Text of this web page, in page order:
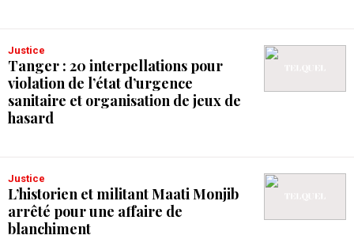
Justice
Tanger : 20 interpellations pour
violation de l’état d’urgence
sanitaire et organisation de jeux de
hasard
Justice
L’historien et militant Maati Monjib
arrêté pour une affaire de
blanchiment